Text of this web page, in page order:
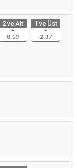
2 ve Alt
8.29
1 ve Üst
2.37